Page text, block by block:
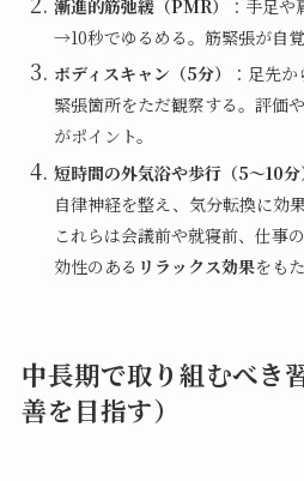
漸進的筋弛緩（PMR）
：手足
→10秒でゆるめる。筋緊張が自
ボディスキャン（5分）
：足先
緊張箇所をただ観察する。評価
がポイント。
短時間の外気浴や歩行（5〜10分
自律神経を整え、気分転換に効果
これらは会議前や就寝前、仕事
効性のある リラックス効果をも
中長期で取り組むべき
善を目指す）